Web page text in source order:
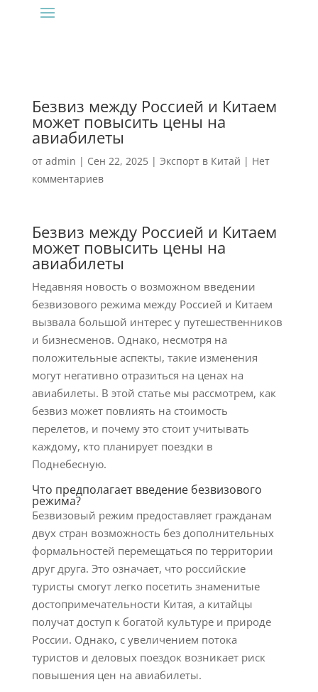
Безвиз между Россией и Китаем
может повысить цены на
авиабилеты
от admin | Сен 22, 2025| Экспорт в Китай | Нет
комментариев
Безвиз между Россией и Китаем
может повысить цены на
авиабилеты
Недавняя новость о возможном введении
безвизового режима между Россией и Китаем
вызвала большой интерес у путешественников
и бизнесменов. Однако, несмотря на
положительные аспекты, такие изменения
могут негативно отразиться на ценах на
авиабилеты. В этой статье мы рассмотрем, как
безвиз может повлиять на стоимость
перелетов, и почему это стоит учитывать
каждому, кто планирует поездки в
Поднебесную.
Что предполагает введение безвизового
режима?
Безвизовый режим предоставляет гражданам
двух стран возможность без дополнительных
формальностей перемещаться по территории
друг друга. Это означает, что российские
туристы смогут легко посетить знаменитые
достопримечательности Китая, а китайцы
получат доступ к богатой культуре и природе
России. Однако, с увеличением потока
туристов и деловых поездок возникает риск
повышения цен на авиабилеты.